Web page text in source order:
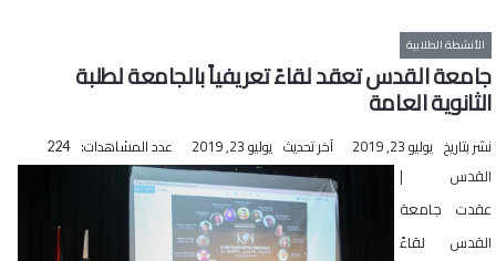
الأنشطة الطلابية
جامعة القدس تعقد لقاءً تعريفياً بالجامعة لطلبة
الثانوية العامة
نشر بتاريخ يوليو 23, 2019 آخر تحديث يوليو 23, 2019 عدد المشاهدات: 224
القدس |
عقدت جامعة
القدس لقاءً